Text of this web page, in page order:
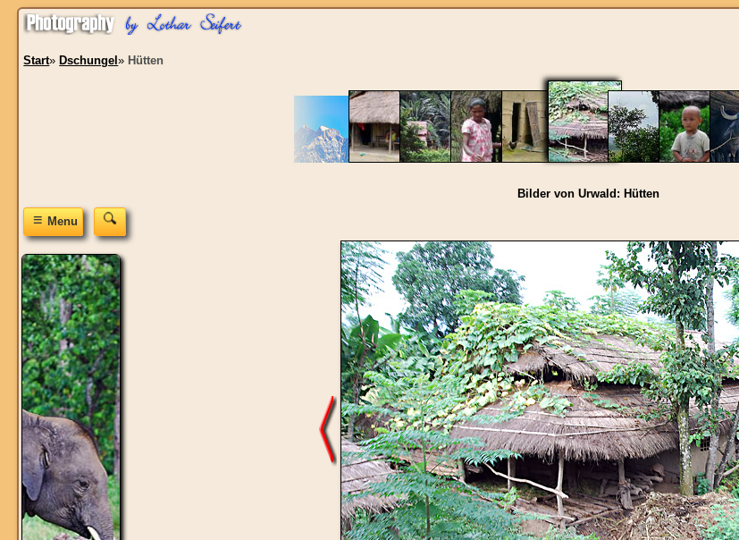
Start» Dschungel» Hütten
Bilder von Urwald: Hütten
≡Menu